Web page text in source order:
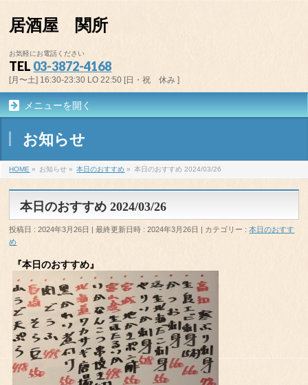
居酒屋 関所
お気軽にお電話ください
TEL 03-3872-4168
[月〜土] 16:30-23:30 LO 22:50 [日・祝 休み ]
メニューを開く
お知らせ
HOME » お知らせ » 本日のおすすめ » 本日のおすすめ 2024/03/26
本日のおすすめ 2024/03/26
投稿日 : 2024年3月26日 最終更新日時 : 2024年3月26日 カテゴリー :本日のおすす
め
『本日のおすすめ』